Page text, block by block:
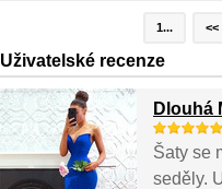
1... <<
Uživatelské recenze
Dlouhá
Šaty se
seděly.